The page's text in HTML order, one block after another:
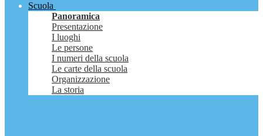
Scuola
Panoramica
Presentazione
I luoghi
Le persone
I numeri della scuola
Le carte della scuola
Organizzazione
La storia